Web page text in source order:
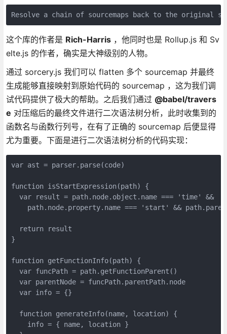
这个库的作者是 Rich-Harris，他同时也是 Rollup.js 和 Sv
elte.js 的作者，确实是大神级别的人物。
通过 sorcery.js 我们可以 flatten 多个 sourcemap 并最终
生成能够直接映射到原始代码的 sourcemap ，这为我们调
试代码提供了极大的帮助。之后我们通过 @babel/travers
e 对压缩后的最终文件进行二次语法树分析，此时收集到的
函数名与函数行列号，在有了正确的 sourcemap 后便显得
尤为重要。下面是进行二次语法树分析的代码实现：
var ast = parser.parse(code)
function isStartExpression(path) {
  var result = path.node.object.name === 'time' &&
path.node.property.name === 'start' &&
  return result
}
function getFunctionInfo(path) {
  var funcPath = path.getFunctionParent()
  var parentNode = funcPath.parentPath.node
  var info = {}
  function generateInfo(name, location) {
    info = { name, location }